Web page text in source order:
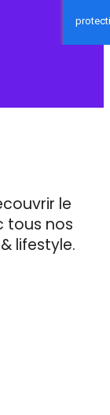
le
tous nos
lifestyle.